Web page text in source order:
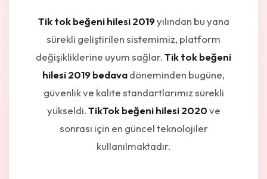
Tik tok beğeni hilesi 2019yılından bu yana
sürekli geliştirilen sistemimiz, platform
değişikliklerine uyum sağlar.Tik tok beğeni
hilesi 2019 bedavadöneminden bugüne,
güvenlik ve kalite standartlarımız sürekli
yükseldi.TikTok beğeni hilesi 2020ve
sonrası için en güncel teknolojiler
kullanılmaktadır.